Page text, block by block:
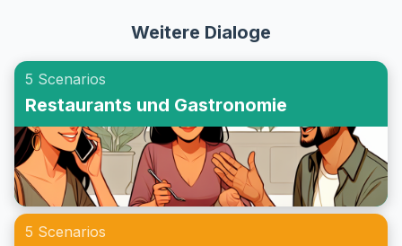
Sie mit und erweitern Sie Ihr englisches Vokabular für
Ausdrücke vor, die Ihnen dabei helfen, Termine zu
vereinbaren. Zusätzlich finden Sie realistische Dialoge, die
anzuwenden und dabei Ihre Englischkenntnisse zu
verbessern sowie Vertrauen im Umgang mit diesen
alltäglichen Aufgaben zu gewinnen.
Weitere Dialoge
5 Scenarios
Restaurants und Gastronomie
5 Scenarios